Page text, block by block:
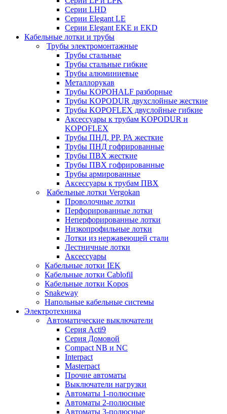
Серии LHD
Серии Elegant LE
Серии Elegant EKE и EKD
Кабельные лотки и трубы
Трубы электромонтажные
Трубы стальные
Трубы стальные гибкие
Трубы алюминиевые
Металлорукав
Трубы KOPOHALF разборные
Трубы KOPODUR двухслойные жесткие
Трубы KOPOFLEX двуслойные гибкие
Аксессуары к трубам KOPODUR и
KOPOFLEX
Трубы ПНД, РР, РА жесткие
Трубы ПНД гофрированные
Трубы ПВХ жесткие
Трубы ПВХ гофрированные
Трубы армированные
Аксессуары к трубам ПВХ
Кабельные лотки Vergokan
Проволочные лотки
Перфорированные лотки
Неперфорированные лотки
Низкопрофильные лотки
Лотки из нержавеющей стали
Лестничные лотки
Аксессуары
Кабельные лотки IEK
Кабельные лотки Cablofil
Кабельные лотки Kopos
Snakeway
Напольные кабельные системы
Электротехника
Автоматические выключатели
Серия Acti9
Серия Домовой
Compact NB и NC
Interpact
Masterpact
Прочие автоматы
Выключатели нагрузки
Автоматы 1-полюсные
Автоматы 2-полюсные
Автоматы 3-полюсные